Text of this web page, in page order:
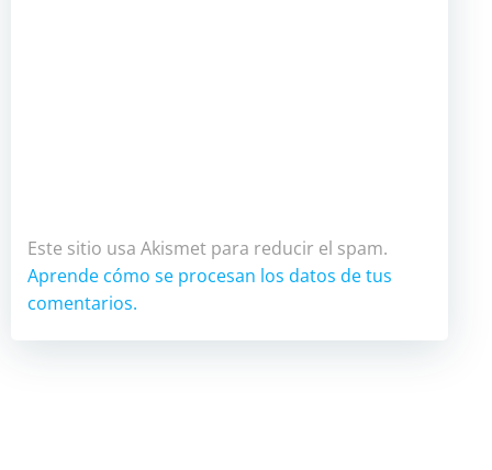
Este sitio usa Akismet para reducir el spam.
Aprende cómo se procesan los datos de tus
comentarios.